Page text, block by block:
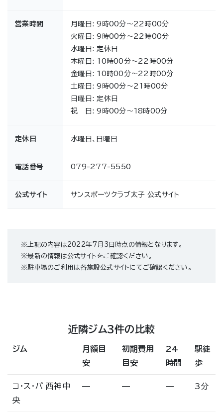
営業時間
月曜日: 9時00分～22時00分
火曜日: 9時00分～22時00分
水曜日: 定休日
木曜日: 10時00分～22時00分
金曜日: 10時00分～22時00分
土曜日: 9時00分～21時00分
日曜日: 定休日
祝 日: 9時00分～18時00分
定休日 水曜日、日曜日
電話番号 079-277-5550
公式サイト サンスポーツクラブ太子 公式サイト
※上記の内容は2022年7月3日時点の情報となります。
※最新の情報は公式サイトをご確認ください。
※駐車場のご利用は各施設公式サイトにてご確認ください。
近隣ジム3件の比較
ジム
月額目
安
初期費用
目安
24
時間
駅徒
歩
コ・ス・パ 西神中
央
— — — 3分